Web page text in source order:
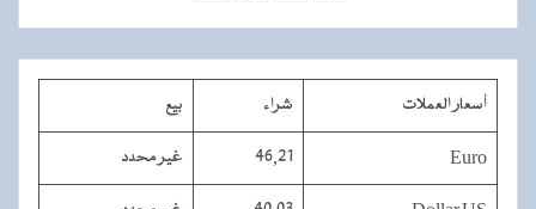
أسعار العملات شراء بيع
Euro
46,21 غير محدد